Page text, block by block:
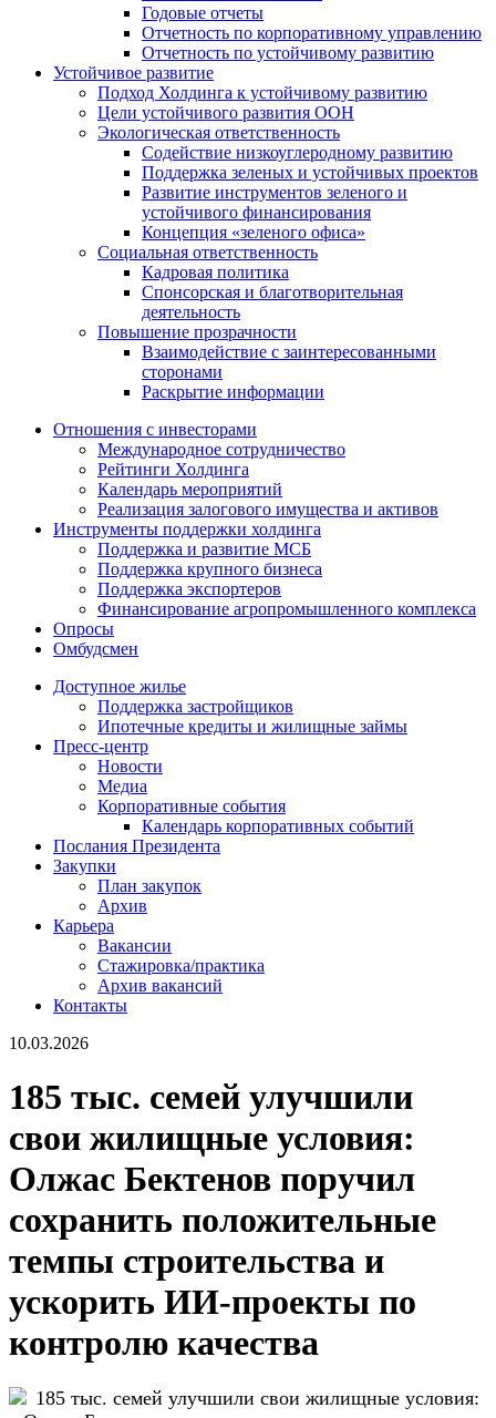
Годовые отчеты
Отчетность по корпоративному управлению
Отчетность по устойчивому развитию
Устойчивое развитие
Подход Холдинга к устойчивому развитию
Цели устойчивого развития ООН
Экологическая ответственность
Содействие низкоуглеродному развитию
Поддержка зеленых и устойчивых проектов
Развитие инструментов зеленого и
устойчивого финансирования
Концепция «зеленого офиса»
Социальная ответственность
Кадровая политика
Спонсорская и благотворительная
деятельность
Повышение прозрачности
Взаимодействие с заинтересованными
сторонами
Раскрытие информации
Отношения с инвесторами
Международное сотрудничество
Рейтинги Холдинга
Календарь мероприятий
Реализация залогового имущества и активов
Инструменты поддержки холдинга
Поддержка и развитие МСБ
Поддержка крупного бизнеса
Поддержка экспортеров
Финансирование агропромышленного комплекса
Опросы
Омбудсмен
Доступное жилье
Поддержка застройщиков
Ипотечные кредиты и жилищные займы
Пресс-центр
Новости
Медиа
Корпоративные события
Календарь корпоративных событий
Послания Президента
Закупки
План закупок
Архив
Карьера
Вакансии
Стажировка/практика
Архив вакансий
Контакты
10.03.2026
185 тыс. семей улучшили
свои жилищные условия:
Олжас Бектенов поручил
сохранить положительные
темпы строительства и
ускорить ИИ-проекты по
контролю качества